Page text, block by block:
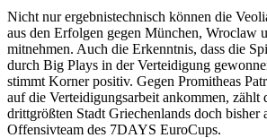
Nicht nur ergebnistechnisch können die
aus den Erfolgen gegen München, Wroclaw
mitnehmen. Auch die Erkenntnis, dass die
durch Big Plays in der Verteidigung
stimmt Korner positiv. Gegen Promitheas
auf die Verteidigungsarbeit ankommen, zählt
drittgrößten Stadt Griechenlands doch bisher
Offensivteam des 7DAYS EuroCups.